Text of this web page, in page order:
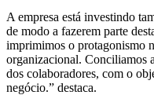
A empresa está investindo
de modo a fazerem parte
imprimimos o protagonismo
organizacional. Conciliamos
dos colaboradores, com o
negócio.” destaca.